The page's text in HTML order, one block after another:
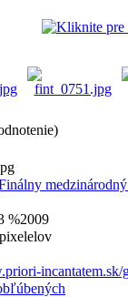
%2009
incantatem.sk/